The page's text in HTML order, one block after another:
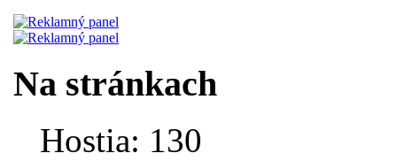
Na stránkach
Hostia: 130